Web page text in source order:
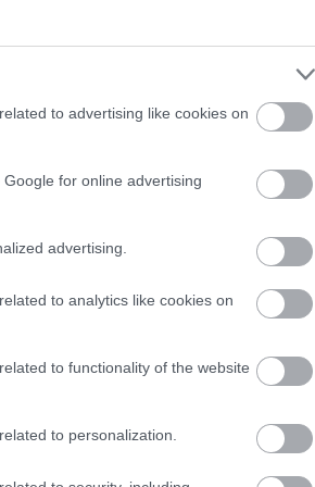
to advertising like cookies on
for online advertising
advertising.
to analytics like cookies on
to functionality of the website
to personalization.
ελληνική ταβέρνα Γλαύκος